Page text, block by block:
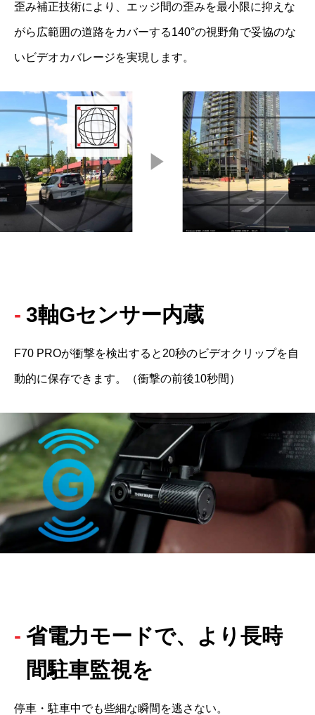
歪み補正技術により、エッジ間の歪みを最小限に抑えな
がら広範囲の道路をカバーする140°の視野角で妥協のな
いビデオカバレージを実現します。
3軸Gセンサー内蔵
F70 PROが衝撃を検出すると20秒のビデオクリップを自
動的に保存できます。（衝撃の前後10秒間）
省電力モードで、より長時
間駐車監視を
停車・駐車中でも些細な瞬間を逃さない。